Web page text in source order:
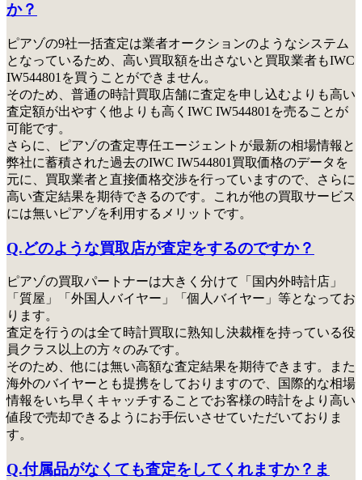
か？
ピアゾの9社一括査定は業者オークションのようなシステム
となっているため、高い買取額を出さないと買取業者もIWC
IW544801を買うことができません。
そのため、普通の時計買取店舗に査定を申し込むよりも高い
査定額が出やすく他よりも高くIWC IW544801を売ることが
可能です。
さらに、ピアゾの査定専任エージェントが最新の相場情報と
弊社に蓄積された過去のIWC IW544801買取価格のデータを
元に、買取業者と直接価格交渉を行っていますので、さらに
高い査定結果を期待できるのです。これが他の買取サービス
には無いピアゾを利用するメリットです。
Q.どのような買取店が査定をするのですか？
ピアゾの買取パートナーは大きく分けて「国内外時計店」
「質屋」「外国人バイヤー」「個人バイヤー」等となってお
ります。
査定を行うのは全て時計買取に熟知し決裁権を持っている役
員クラス以上の方々のみです。
そのため、他には無い高額な査定結果を期待できます。また
海外のバイヤーとも提携をしておりますので、国際的な相場
情報をいち早くキャッチすることでお客様の時計をより高い
値段で売却できるようにお手伝いさせていただいておりま
す。
Q.付属品がなくても査定をしてくれますか？ま